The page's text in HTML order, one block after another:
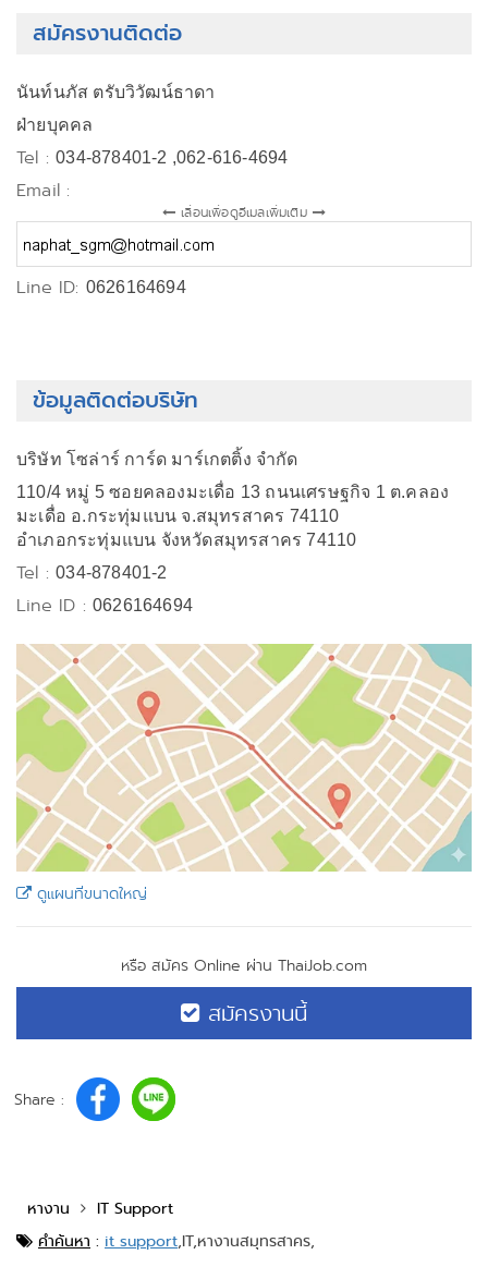
สมัครงานติดต่อ
นันท์นภัส ตรับวิวัฒน์ธาดา
ฝ่ายบุคคล
Tel :034-878401-2 ,062-616-4694
Email :
เลื่อนเพื่อดูอีเมลเพิ่มเติม
Line ID: 0626164694
ข้อมูลติดต่อบริษัท
บริษัท โซล่าร์ การ์ด มาร์เกตติ้ง จำกัด
110/4 หมู่ 5 ซอยคลองมะเดื่อ 13 ถนนเศรษฐกิจ 1 ต.คลอง
มะเดื่อ อ.กระทุ่มแบน จ.สมุทรสาคร 74110
อำเภอกระทุ่มแบน จังหวัดสมุทรสาคร 74110
Tel :034-878401-2
Line ID : 0626164694
ดูแผนที่ขนาดใหญ่
หรือ สมัคร Online ผ่าน ThaiJob.com
สมัครงานนี้
Share :
หางาน
IT Support
คำค้นหา : it support,IT,หางานสมุทรสาคร,